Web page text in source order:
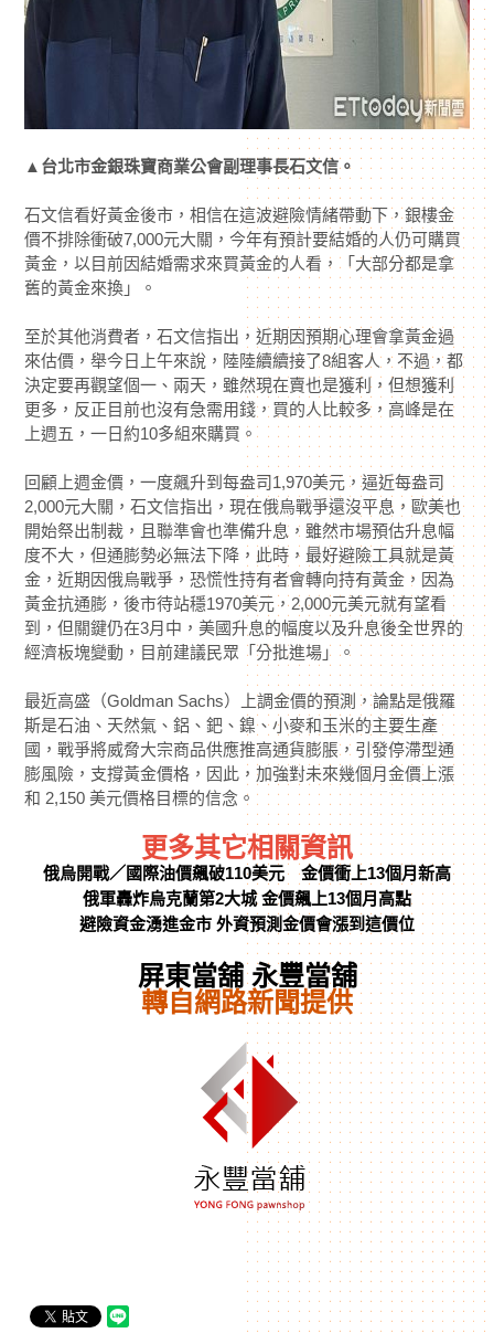
▲台北市金銀珠寶商業公會副理事長石文信。
石文信看好黃金後市，相信在這波避險情緒帶動下，銀樓金
價不排除衝破7,000元大關，今年有預計要結婚的人仍可購買
黃金，以目前因結婚需求來買黃金的人看，「大部分都是拿
舊的黃金來換」。
至於其他消費者，石文信指出，近期因預期心理會拿黃金過
來估價，舉今日上午來說，陸陸續續接了8組客人，不過，都
決定要再觀望個一、兩天，雖然現在賣也是獲利，但想獲利
更多，反正目前也沒有急需用錢，買的人比較多，高峰是在
上週五，一日約10多組來購買。
回顧上週金價，一度飆升到每盎司1,970美元，逼近每盎司
2,000元大關，石文信指出，現在俄烏戰爭還沒平息，歐美也
開始祭出制裁，且聯準會也準備升息，雖然市場預估升息幅
度不大，但通膨勢必無法下降，此時，最好避險工具就是黃
金，近期因俄烏戰爭，恐慌性持有者會轉向持有黃金，因為
黃金抗通膨，後市待站穩1970美元，2,000元美元就有望看
到，但關鍵仍在3月中，美國升息的幅度以及升息後全世界的
經濟板塊變動，目前建議民眾「分批進場」。
最近高盛（Goldman Sachs）上調金價的預測，論點是俄羅
斯是石油、天然氣、鋁、鈀、鎳、小麥和玉米的主要生產
國，戰爭將威脅大宗商品供應推高通貨膨脹，引發停滯型通
膨風險，支撐黃金價格，因此，加強對未來幾個月金價上漲
和 2,150 美元價格目標的信念。
更多其它相關資訊
俄烏開戰／國際油價飆破110美元 金價衝上13個月新高
俄軍轟炸烏克蘭第2大城 金價飆上13個月高點
避險資金湧進金市 外資預測金價會漲到這價位
屏東當舖 永豐當舖
轉自網路新聞提供